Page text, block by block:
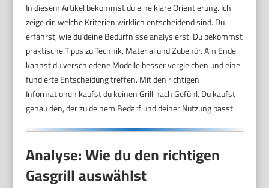
In diesem Artikel bekommst du eine klare Orientierung. Ich
zeige dir, welche Kriterien wirklich entscheidend sind. Du
erfährst, wie du deine Bedürfnisse analysierst. Du bekommst
praktische Tipps zu Technik, Material und Zubehör. Am Ende
kannst du verschiedene Modelle besser vergleichen und eine
fundierte Entscheidung treffen. Mit den richtigen
Informationen kaufst du keinen Grill nach Gefühl. Du kaufst
genau den, der zu deinem Bedarf und deiner Nutzung passt.
Analyse: Wie du den richtigen
Gasgrill auswählst